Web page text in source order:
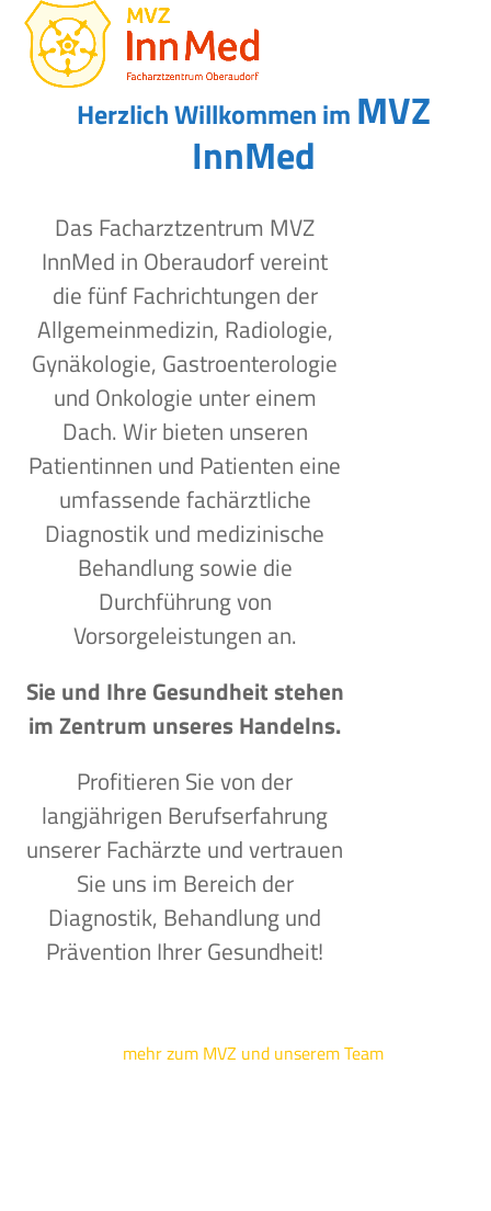
Skip
content
Open
mobile
menu
Close
mobile
menu
Herzlich Willkommen im MVZ
InnMed
Das Facharztzentrum MVZ
InnMed in Oberaudorf vereint
die fünf Fachrichtungen der
Allgemeinmedizin, Radiologie,
Gynäkologie, Gastroenterologie
und Onkologie unter einem
Dach. Wir bieten unseren
Patientinnen und Patienten eine
umfassende fachärztliche
Diagnostik und medizinische
Behandlung sowie die
Durchführung von
Vorsorgeleistungen an.
Sie und Ihre Gesundheit stehen
im Zentrum unseres Handelns.
Profitieren Sie von der
langjährigen Berufserfahrung
unserer Fachärzte und vertrauen
Sie uns im Bereich der
Diagnostik, Behandlung und
Prävention Ihrer Gesundheit!
mehr zum MVZ und unserem Team